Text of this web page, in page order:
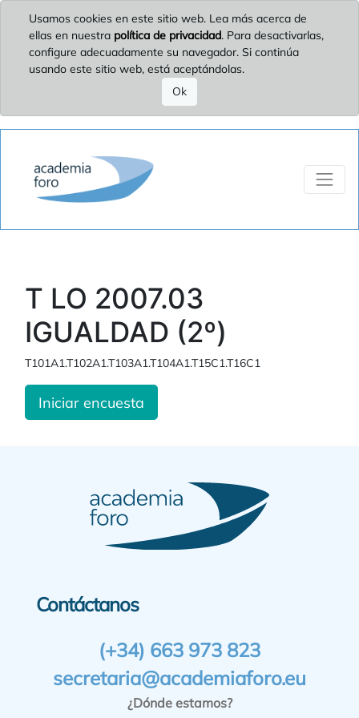
Usamos cookies en este sitio web. Lea más acerca de
ellas en nuestra política de privacidad. Para desactivarlas,
configure adecuadamente su navegador. Si continúa
usando este sitio web, está aceptándolas.
Ok
T LO 2007.03
IGUALDAD (2º)
T101A1.T102A1.T103A1.T104A1.T15C1.T16C1
Iniciar encuesta
Contáctanos
(+34) 663 973 823
secretaria@academiaforo.eu
¿Dónde estamos?